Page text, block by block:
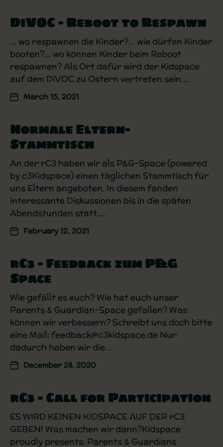
DiVOC – Reboot to Respawn
… wo respawnen die Kinder?… wie dürfen Kinder
booten?… wo können Kinder beim Reboot
respawnen? Als Ort dafür wird der Kidspace
auf dem DiVOC zu Ostern vertreten sein.…
March 15, 2021
Normale Eltern-
Stammtisch
An der rC3 haben wir als P&G-Space (powered
by c3Kidspace) einen täglichen Stammtisch für
uns Eltern angeboten. In diesem fanden
interessante Diskussionen bis in die späten
Abendstunden statt.…
February 12, 2021
rC3 – Feedback zum P&G
Space
Wie gefällt es euch? Wie hat euch unser
Parents & Guardian-Space gefallen? Was
können wir verbessern? Schreibt uns doch bitte
eine Mail: feedback@c3kidspace.de Nur
dadurch haben wir die…
December 28, 2020
rC3 – Call for Participation
ES WIRD KEINEN KIDSPACE AUF DER rC3
GEBEN! Was machen wir dann?Kidspace
proudly presents: Parents & Guardians
n
d
o
w
.